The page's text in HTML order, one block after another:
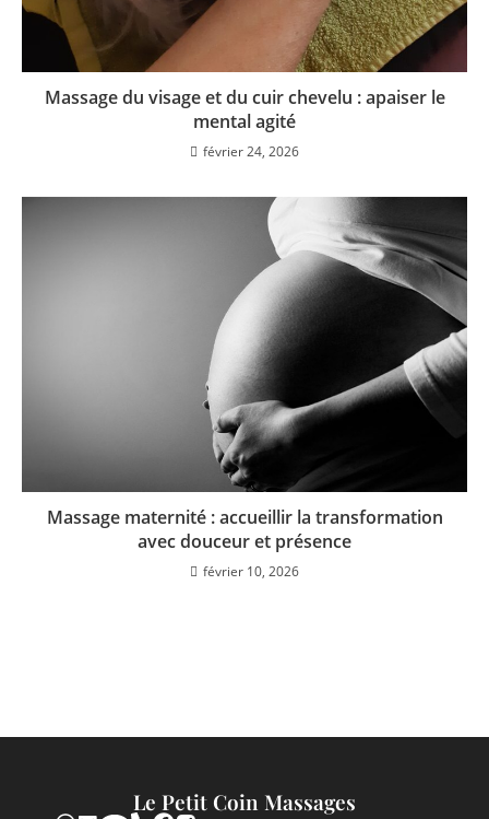
Massage du visage et du cuir chevelu : apaiser le
mental agité
février 24, 2026
Massage maternité : accueillir la transformation
avec douceur et présence
février 10, 2026
Le Petit Coin Massages